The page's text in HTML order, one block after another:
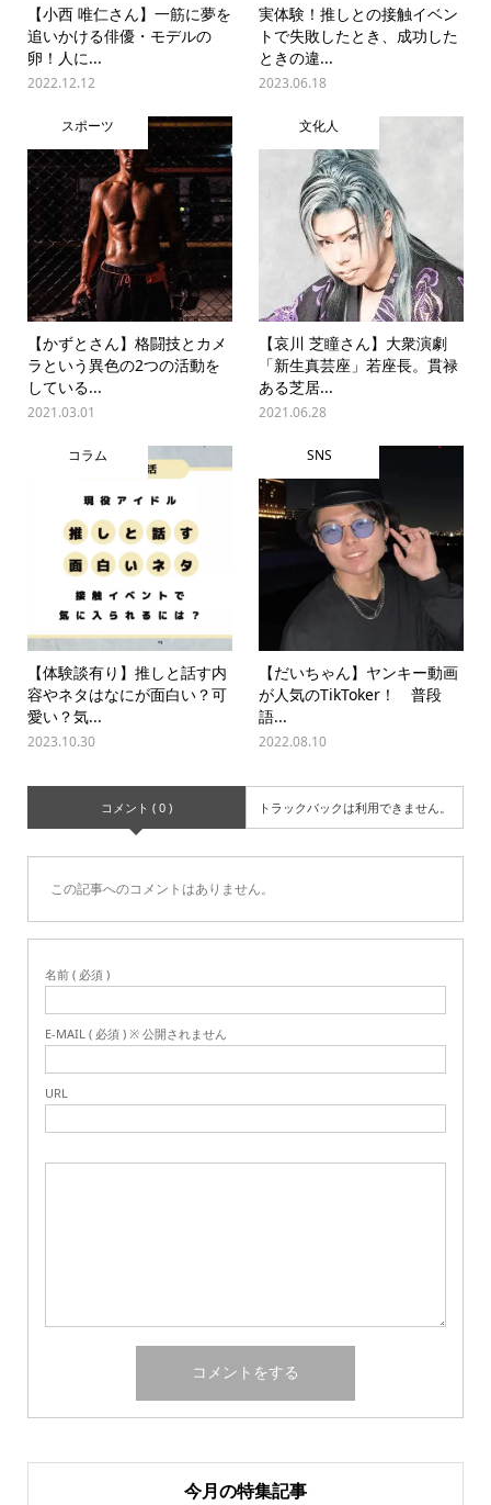
【小西 唯仁さん】一筋に夢を
追いかける俳優・モデルの
卵！人に...
2022.12.12
実体験！推しとの接触イベン
トで失敗したとき、成功した
ときの違...
2023.06.18
スポーツ
【かずとさん】格闘技とカメ
ラという異色の2つの活動を
している...
2021.03.01
文化人
【哀川 芝瞳さん】大衆演劇
「新生真芸座」若座長。貫禄
ある芝居...
2021.06.28
コラム
【体験談有り】推しと話す内
容やネタはなにが面白い？可
愛い？気...
2023.10.30
SNS
【だいちゃん】ヤンキー動画
が人気のTikToker！ 普段
語...
2022.08.10
コメント ( 0 ) トラックバックは利用できません。
この記事へのコメントはありません。
名前 ( 必須 )
E-MAIL ( 必須 ) ※ 公開されません
URL
今月の特集記事